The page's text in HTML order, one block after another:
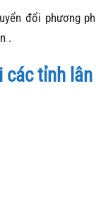
đổi phương
.
các tỉnh